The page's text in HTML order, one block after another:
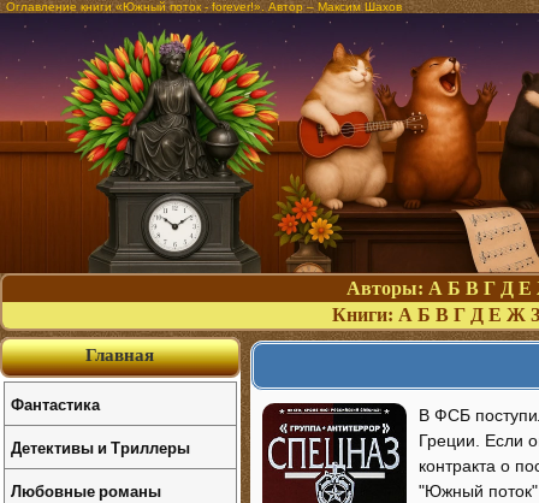
Оглавление книги «Южный поток - forever!». Автор – Максим Шахов
Авторы: А Б В Г Д Е
Книги: А Б В Г Д Е Ж З
В ФСБ
Греции. Если
контракта о
"Южный
Главная
Фантастика
Детективы и Триллеры
Любовные романы